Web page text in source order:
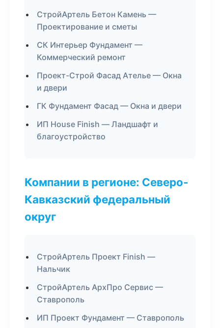
СтройАртель Бетон Камень —
Проектирование и сметы
СК Интерьер Фундамент —
Коммерческий ремонт
Проект-Строй Фасад Ателье — Окна
и двери
ГК Фундамент Фасад — Окна и двери
ИП House Finish — Ландшафт и
благоустройство
Компании в регионе: Северо-
Кавказский федеральный
округ
СтройАртель Проект Finish —
Нальчик
СтройАртель АрхПро Сервис —
Ставрополь
ИП Проект Фундамент — Ставрополь